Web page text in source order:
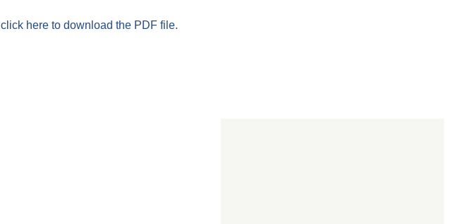
click here to download the PDF file.